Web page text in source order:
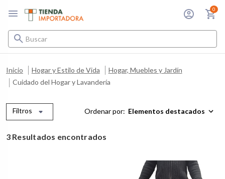
0
Buscar
Inicio Hogar y Estilo de Vida
Hogar, Muebles y Jardín
Cuidado del Hogar y Lavandería
3 Resultados encontrados
Ordenar por:
Filtros